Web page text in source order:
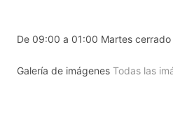
De 09:00 a 01:00 Martes
Galería de imágenes Todas las